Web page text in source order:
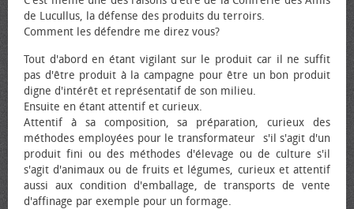
de Lucullus, la défense des produits du terroirs.
Comment les défendre me direz vous?
Tout d'abord en étant vigilant sur le produit car il ne suffit
pas d'être produit à la campagne pour être un bon produit
digne d'intérêt et représentatif de son milieu.
Ensuite en étant attentif et curieux.
Attentif à sa composition, sa préparation, curieux des
méthodes employées pour le transformateur s'il s'agit d'un
produit fini ou des méthodes d'élevage ou de culture s'il
s'agit d'animaux ou de fruits et légumes, curieux et attentif
aussi aux condition d'emballage, de transports de vente
d'affinage par exemple pour un formage.